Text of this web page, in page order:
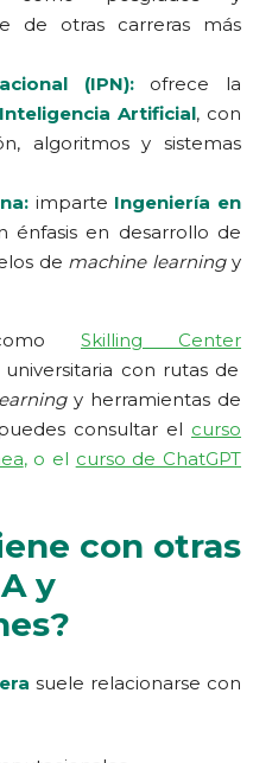
de otras carreras más
(IPN):ofrece la
Artificial, con
algoritmos y sistemas
imparte Ingeniería en
énfasis en desarrollo de
de machine learningy
Skilling Center
con rutas de
y herramientas de
consultar el curso
, o el curso de ChatGPT
con otras
y
suele relacionarse con